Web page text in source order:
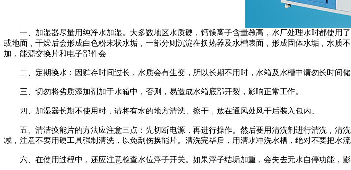
一、加湿器尽量用纯净水加湿。大多数地区水质硬，钙镁离子含量教高，水厂处理水时都使用
或地面，干燥后会形成白色粉末状水垢，一部分则沉淀在换热器及水槽表面，形成固体水垢，水
加，能源交换片和电子部件会
二、定期换水：因贮存时间过长，水质会有生变，所以长期不用时，水箱及水槽中请勿长时间储
三、切勿将劣质添加剂加于水箱中，否则，易造成水箱底部开裂，影响正常工作。
四、加湿器长期不使用时，请将有水的地方清洗、擦干，放在通风处风干后装入包内。
五、清洁换能片的方法应注意三点：先切断电源，再进行操作。然后要用清洗剂进行清洗，清
减，注意不要用硬工具强制清洗，以免刮伤换能片。清洗完毕后，用清水冲洗水槽，绝对不要把水
六、在使用过程中，还应注意检查水位浮子开关。如果浮子结垢加重，会失去无水自停功能，影